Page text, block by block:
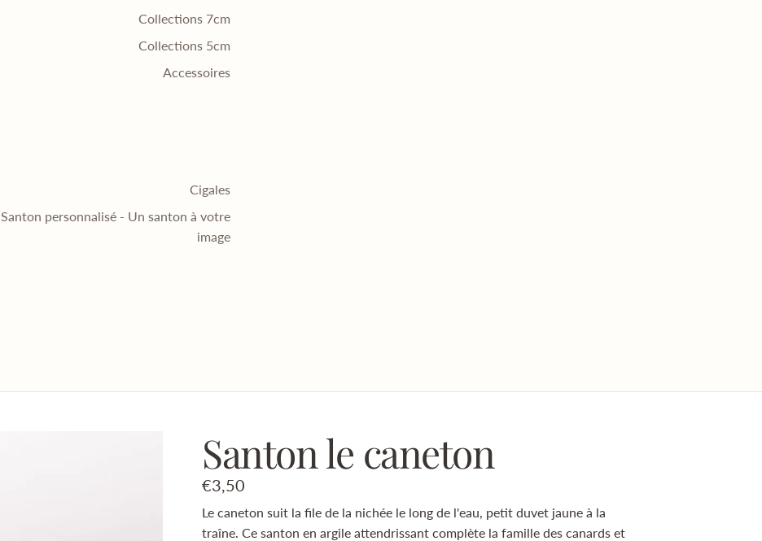
Collections 7cm
Collections 5cm
Accessoires
Cigales
Santon personnalisé - Un santon à votre
image
Santon le caneton
€3,50
Le caneton suit la file de la nichée le long de l'eau, petit duvet jaune à la
traîne. Ce santon en argile attendrissant complète la famille des canards et